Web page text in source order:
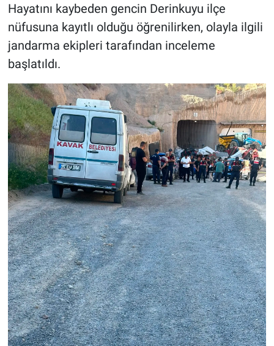
Hayatını kaybeden gencin Derinkuyu ilçe
nüfusuna kayıtlı olduğu öğrenilirken, olayla ilgili
jandarma ekipleri tarafından inceleme
başlatıldı.